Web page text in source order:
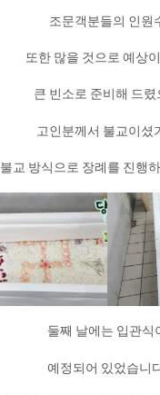
조문객분들의 인원
또한 많을 것으로 예상
큰 빈소로 준비해 드렸
고인분께서 불교이셨
불교 방식으로 장례를 진행
둘째 날에는 입관식
예정되어 있었습니